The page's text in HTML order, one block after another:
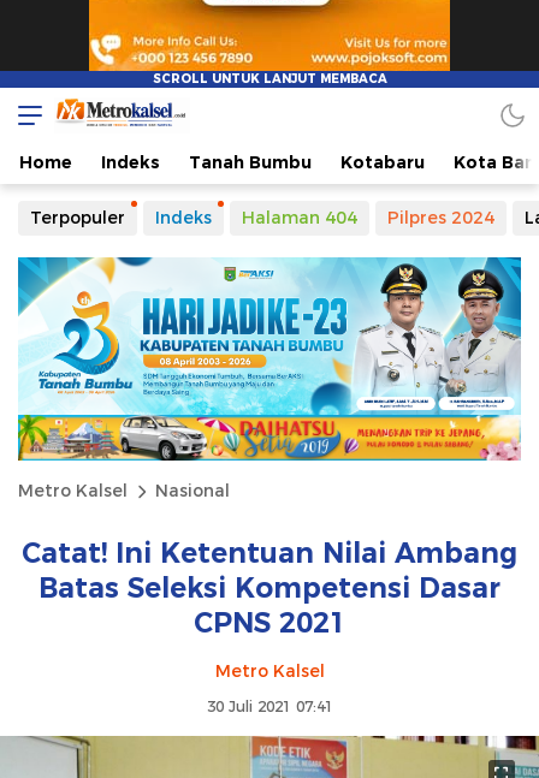
Home Indeks Tanah Bumbu Kotabaru Kota
Terpopuler Indeks Halaman 404 Pilpres 2024
Metro Kalsel Nasional
Catat! Ini Ketentuan Nilai Ambang
Batas Seleksi Kompetensi Dasar
CPNS 2021
Metro Kalsel
30 Juli 2021 07:41